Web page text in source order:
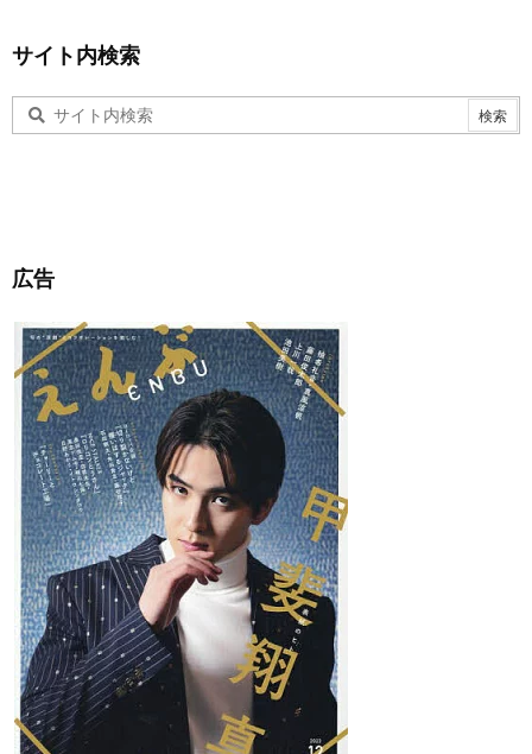
サイト内検索
広告